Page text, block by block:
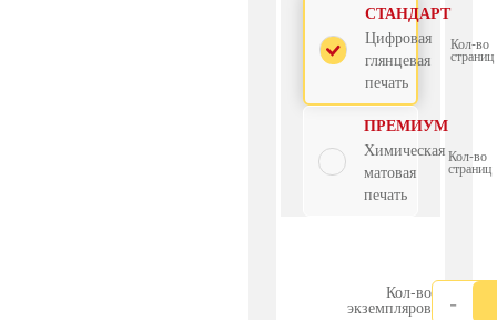
СТАНДАРТ
Цифровая
глянцевая
печать
Кол-во
страниц
ПРЕМИУМ
Химическая
матовая
печать
Кол-во
страниц
Кол-во
экземпляров -